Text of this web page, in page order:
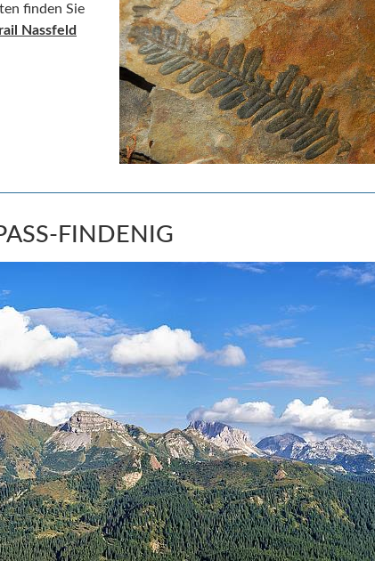
finden Sie
Nassfeld
FINDENIG